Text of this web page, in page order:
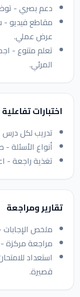
دعم بصري -
مقاطع فيديو -
عرض عملي.
تعلم متنوع -
المرئي.
اختبارات تفاعلية
تدريب لكل درس
أنواع الأسئلة
تغذية راجعة -
تقارير ومراجعة
ملخص
مراجعة مركزة -
استعداد
قصيرة.